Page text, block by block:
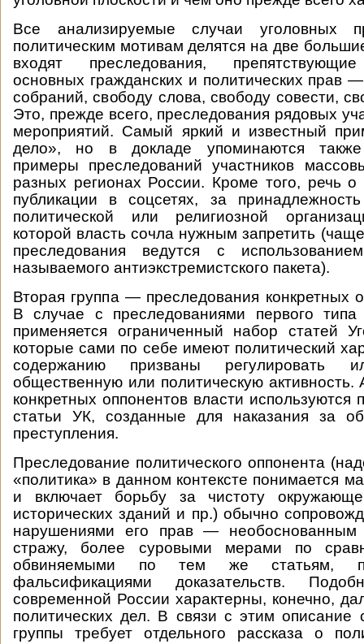
Все анализируемые случаи уголовных
политическим мотивам делятся на две
входят преследования,
основных гражданских и политических прав
собраний, свободу слова, свободу совести,
Это, прежде всего, преследования рядовых
мероприятий. Самый яркий и известный
дело», но в докладе упоминаются также
примеры преследований участников
разных регионах России. Кроме того, речь о
публикации в соцсетях, за
политической или религиозной
которой власть сочла нужным запретить
преследования ведутся с
называемого антиэкстремистского пакета).
Вторая группа — преследования конкретных
В случае с преследованиями первого
применяется ограниченный набор статей
которые сами по себе имеют политический
содержанию призваны регулировать
общественную или политическую
конкретных оппонентов власти используются
статьи УК, созданные для наказания за
преступления.
Преследование политического оппонента
«политика» в данном контексте понимается
и включает борьбу за чистоту
исторических зданий и пр.) обычно
нарушениями его прав — необоснованным
стражу, более суровыми мерами по
обвиняемыми по тем же статьям,
фальсификациями доказательств.
современной России характерны, конечно,
политических дел. В связи с этим описание
группы требует отдельного рассказа о